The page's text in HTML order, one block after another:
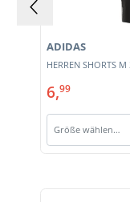
HERREN SHORTS
ADIDAS
6,99
Größe wählen…